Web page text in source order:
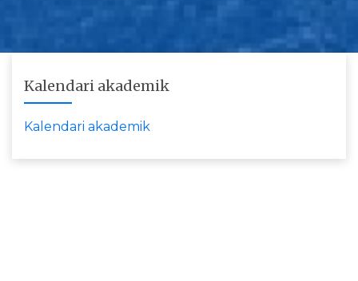
Kalendari akademik
Kalendari akademik